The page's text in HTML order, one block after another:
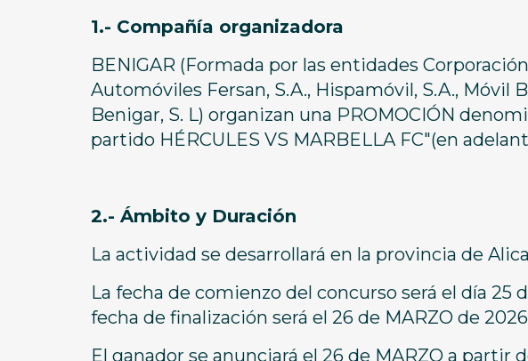
1.- Compañía organizadora
BENIGAR (Formada por las entidades
Automóviles Fersan, S.A., Hispamóvil, S.A., Móvil
Benigar, S. L) organizan una PROMOCIÓN
partido HÉRCULES VS MARBELLA FC"(en
2.- Ámbito y Duración
La actividad se desarrollará en la provincia de
La fecha de comienzo del concurso será el día 25
fecha de finalización será el 26 de MARZO de 2026
El ganador se anunciará el 26 de MARZO a partir